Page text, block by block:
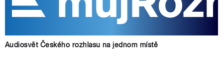
Audiosvět Českého rozhlasu na jednom místě